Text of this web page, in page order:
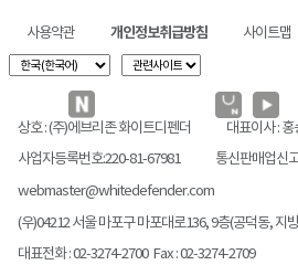
사용약관 개인정보취급방침 사이트맵
상호 : (주)에브리존 화이트디펜더
대표이사 : 홍
사업자등록번호:220-81-67981
통신판매업신
webmaster@whitedefender.com
(우)04212 서울 마포구 마포대로136, 9층(공덕동, 지
대표전화 : 02-3274-2700 Fax : 02-3274-2709